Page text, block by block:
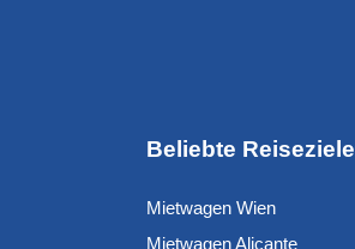
Beliebte Reiseziele
Mietwagen Wien
Mietwagen Alicante